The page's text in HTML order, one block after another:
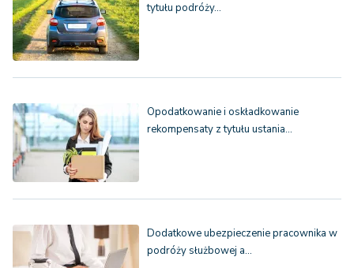
tytułu podróży…
Opodatkowanie i oskładkowanie
rekompensaty z tytułu ustania…
Dodatkowe ubezpieczenie pracownika w
podróży służbowej a…